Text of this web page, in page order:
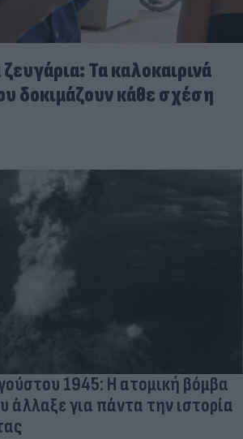
Τα καλοκαιρινά
δοκιμάζουν κάθε σχέση
1945: Η ατομική βόμβα
άλλαξε για πάντα την ιστορία